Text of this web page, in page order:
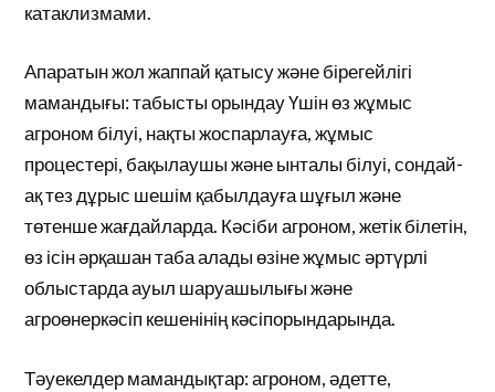
катаклизмами.
Апаратын жол жаппай қатысу және бірегейлігі
мамандығы: табысты орындау Үшін өз жұмыс
агроном білуі, нақты жоспарлауға, жұмыс
процестері, бақылаушы және ынталы білуі, сондай-
ақ тез дұрыс шешім қабылдауға шұғыл және
төтенше жағдайларда. Кәсіби агроном, жетік білетін,
өз ісін әрқашан таба алады өзіне жұмыс әртүрлі
облыстарда ауыл шаруашылығы және
агроөнеркәсіп кешенінің кәсіпорындарында.
Тәуекелдер мамандықтар: агроном, әдетте,